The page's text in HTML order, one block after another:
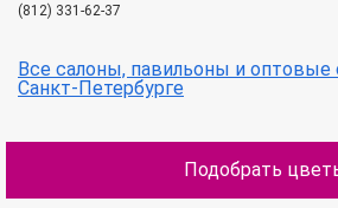
(812) 331-62-37
Все салоны, павильоны и
Санкт-Петербурге
Подобрать